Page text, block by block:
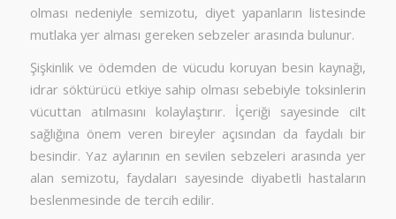
olması nedeniyle semizotu, diyet yapanların listesinde
mutlaka yer alması gereken sebzeler arasında bulunur.
Şişkinlik ve ödemden de vücudu koruyan besin kaynağı,
idrar söktürücü etkiye sahip olması sebebiyle toksinlerin
vücuttan atılmasını kolaylaştırır. İçeriği sayesinde cilt
sağlığına önem veren bireyler açısından da faydalı bir
besindir. Yaz aylarının en sevilen sebzeleri arasında yer
alan semizotu, faydaları sayesinde diyabetli hastaların
beslenmesinde de tercih edilir.